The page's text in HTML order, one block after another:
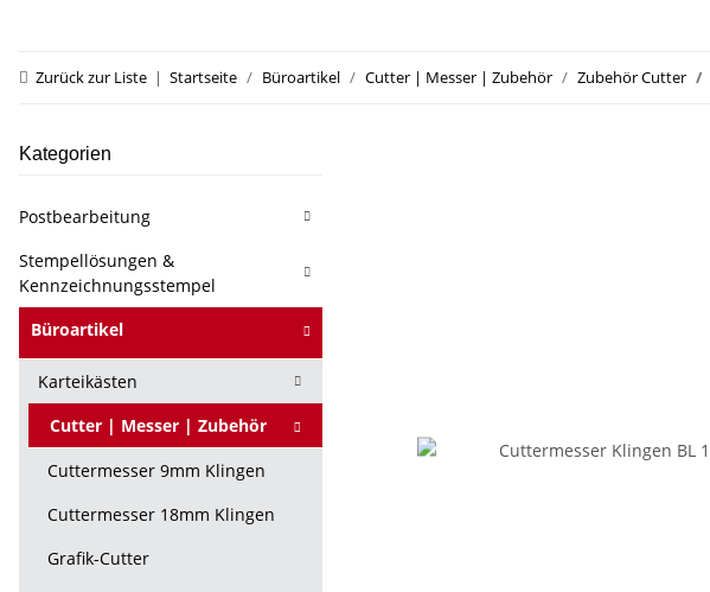
Zurück zur Liste Startseite Büroartikel Cutter | Messer | Zubehör Zubehör Cutter
Kategorien
Postbearbeitung
Stempellösungen &
Kennzeichnungsstempel
Büroartikel
Karteikästen
Cutter | Messer | Zubehör
Cuttermesser 9mm Klingen
Cuttermesser 18mm Klingen
Grafik-Cutter